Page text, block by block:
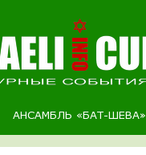
АНСАМБЛЬ «БАТ-ШЕВА»